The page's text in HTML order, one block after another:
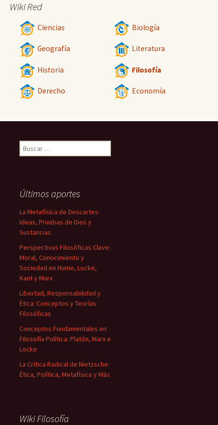
Wiki Red
Ciencias Biología
Geografía Literatura
Historia Filosofía
Derecho Economía
Buscar:
Últimos aportes
La Metafísica de Descartes:
Ideas, Pruebas de Dios y
Sustancias
Perspectivas Filosóficas Clave:
Moral, Conocimiento y
Sociedad en Hume, Locke,
Kant y Marx
Libertad, Responsabilidad y
Ética: Conceptos y Teorías
Filosóficas
Conceptos Fundamentales en
Filosofía Política: Platón, Marx e
Locke
La Crítica Radical de Nietzsche:
Ética, Política, Metafísica y Más
Wiki Filosofía